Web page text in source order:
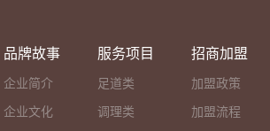
品牌故事
企业简介
企业文化
服务项目
足道类
调理类
招商加盟
加盟政策
加盟流程